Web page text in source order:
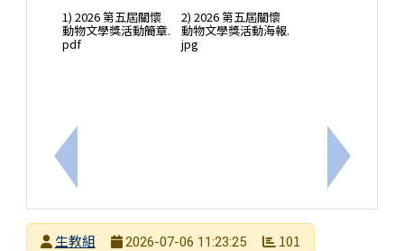
上一筆：檢送臺南市政府文化局7月「劇場ART報馬
1) 2026 第五屆關懷
動物文學獎活動簡章.
pdf
2) 2026 第五屆關懷
動物文學獎活動海報.
jpg
下一筆：
發布者生教組
2026-07-06 11:23:25 101